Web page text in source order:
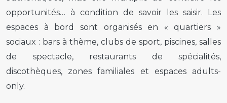
opportunités… à condition de savoir les saisir. Les
espaces à bord sont organisés en « quartiers »
sociaux : bars à thème, clubs de sport, piscines, salles
de spectacle, restaurants de spécialités,
discothèques, zones familiales et espaces adults-
only.